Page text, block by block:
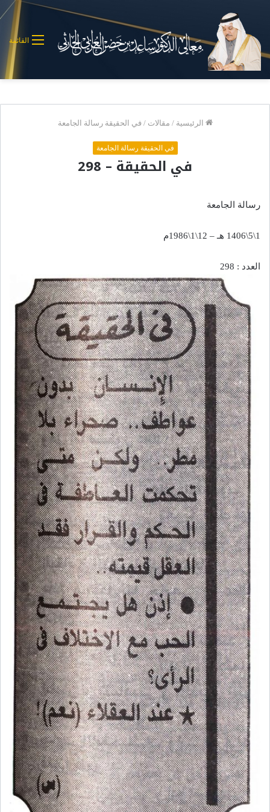
القائمة
الرئيسية / مقالات / في الحقيقة رسالة الجامعة
في الحقيقة رسالة الجامعة
في الحقيقة – 298
رسالة الجامعة
1\5\1406 هـ – 12\1\1986م
العدد : 298